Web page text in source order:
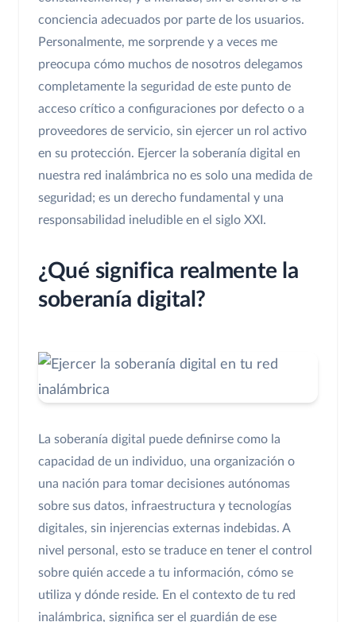
conciencia adecuados por parte de los usuarios.
Personalmente, me sorprende y a veces me
preocupa cómo muchos de nosotros delegamos
completamente la seguridad de este punto de
acceso crítico a configuraciones por defecto o a
proveedores de servicio, sin ejercer un rol activo
en su protección. Ejercer la soberanía digital en
nuestra red inalámbrica no es solo una medida de
seguridad; es un derecho fundamental y una
responsabilidad ineludible en el siglo XXI.
¿Qué significa realmente la
soberanía digital?
La soberanía digital puede definirse como la
capacidad de un individuo, una organización o
una nación para tomar decisiones autónomas
sobre sus datos, infraestructura y tecnologías
digitales, sin injerencias externas indebidas. A
nivel personal, esto se traduce en tener el control
sobre quién accede a tu información, cómo se
utiliza y dónde reside. En el contexto de tu red
inalámbrica, significa ser el guardián de ese